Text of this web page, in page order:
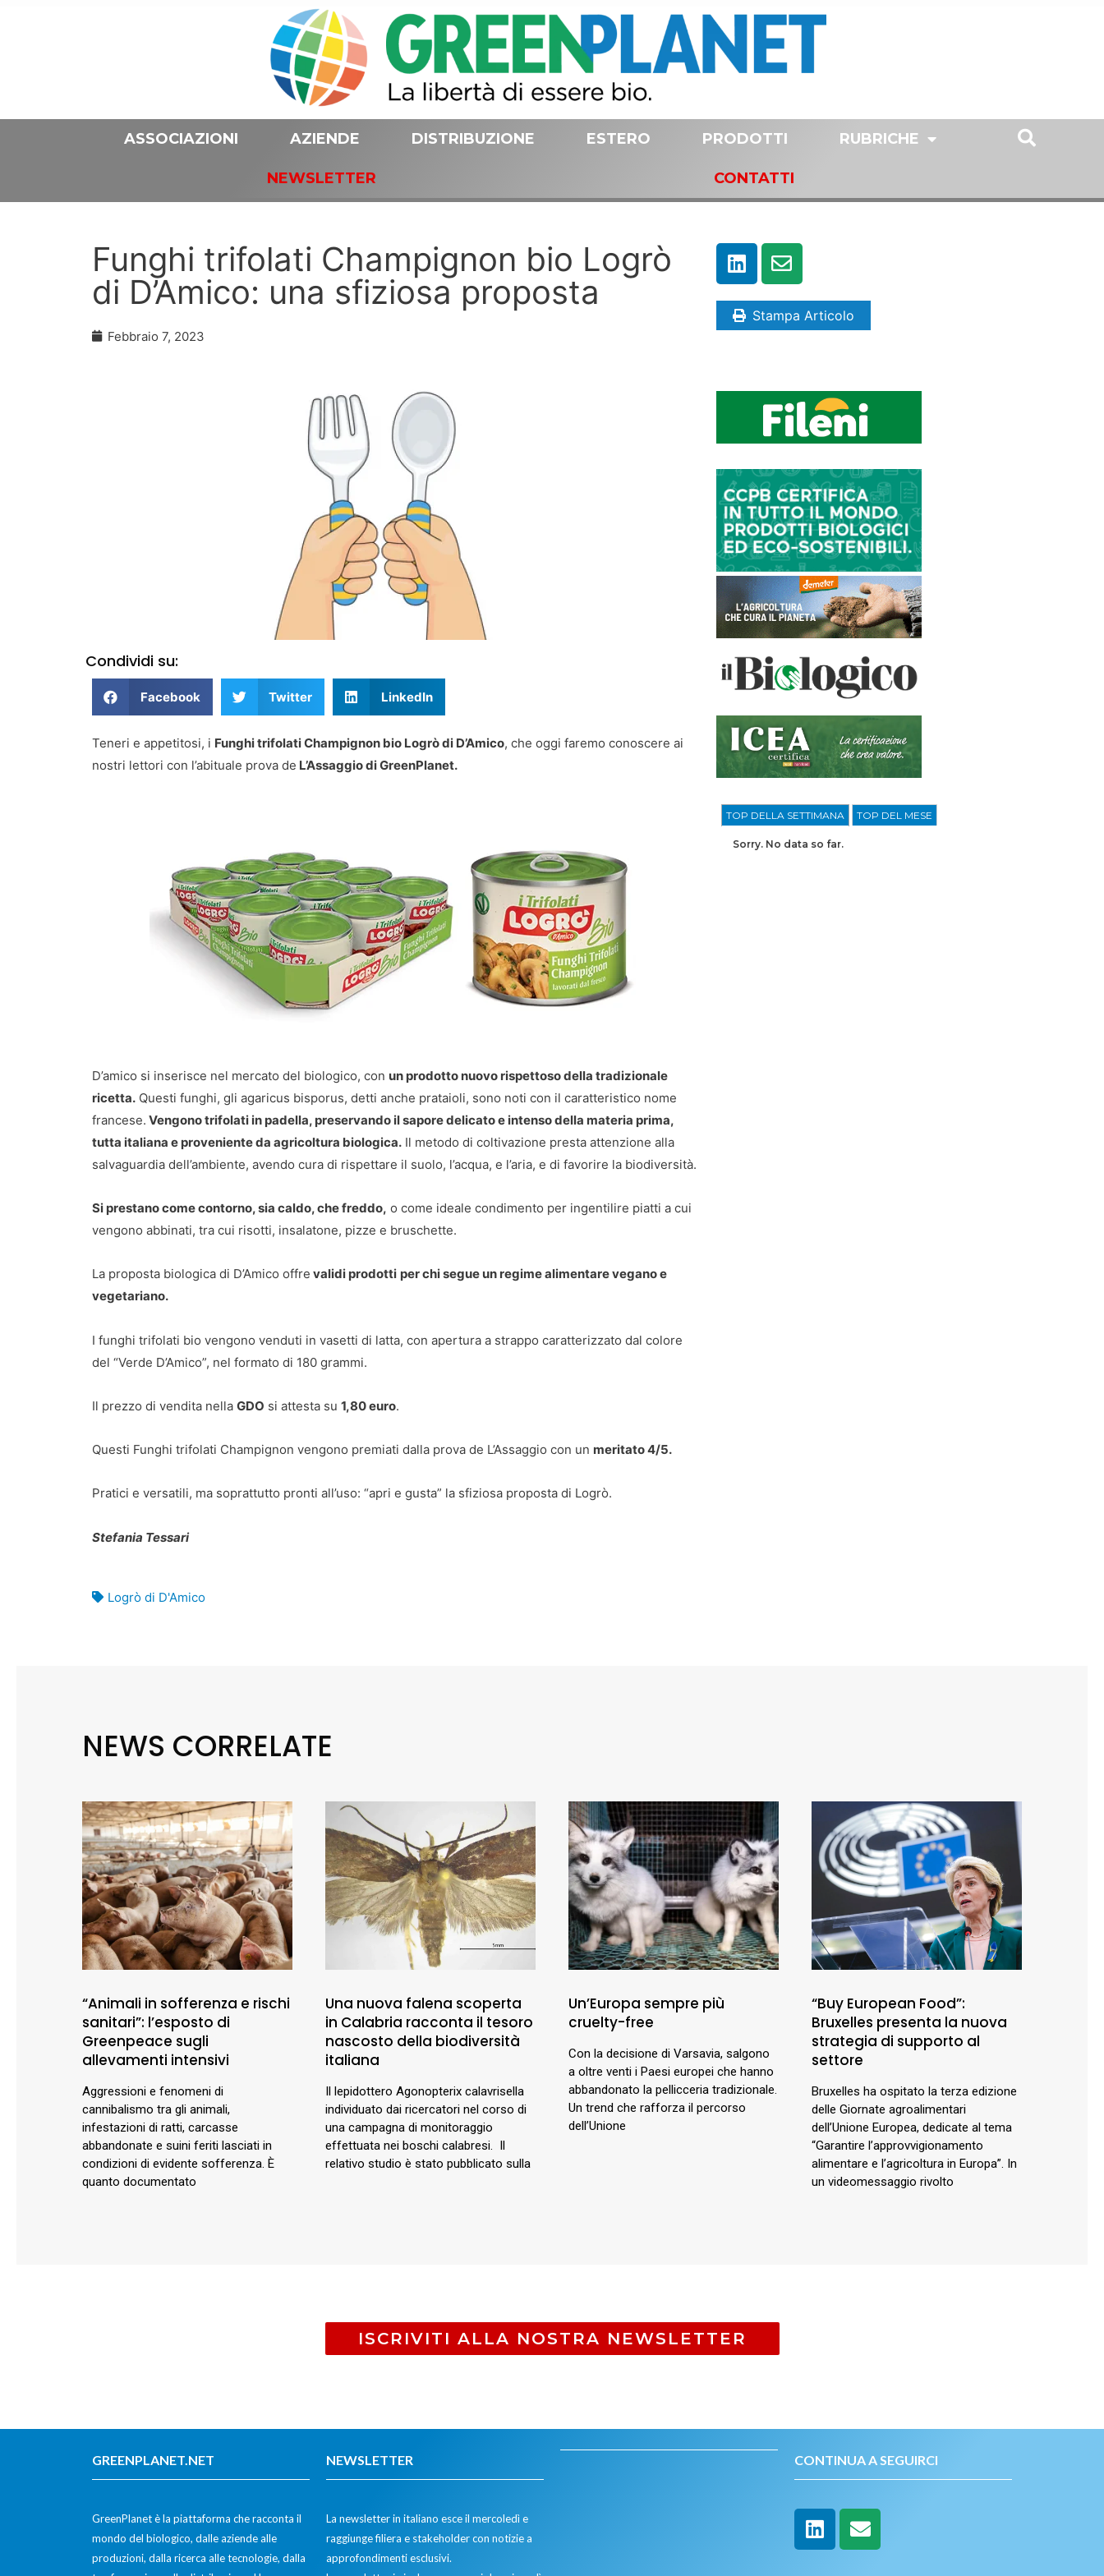
ASSOCIAZIONI AZIENDE DISTRIBUZIONE ESTERO PRODOTTI RUBRICHE
NEWSLETTER CONTATTI
Funghi trifolati Champignon bio Logrò
di D’Amico: una sfiziosa proposta
Febbraio 7, 2023
Condividi su:
Facebook Twitter LinkedIn
Teneri e appetitosi, i Funghi trifolati Champignon bio Logrò di D’Amico, che oggi faremo conoscere ai
nostri lettori con l’abituale prova de L’Assaggio di GreenPlanet.
D’amico si inserisce nel mercato del biologico, con un prodotto nuovo rispettoso della tradizionale
ricetta. Questi funghi, gli agaricus bisporus, detti anche prataioli, sono noti con il caratteristico nome
francese. Vengono trifolati in padella, preservando il sapore delicato e intenso della materia prima,
tutta italiana e proveniente da agricoltura biologica. Il metodo di coltivazione presta attenzione alla
salvaguardia dell’ambiente, avendo cura di rispettare il suolo, l’acqua, e l’aria, e di favorire la biodiversità.
Si prestano come contorno, sia caldo, che freddo, o come ideale condimento per ingentilire piatti a cui
vengono abbinati, tra cui risotti, insalatone, pizze e bruschette.
La proposta biologica di D’Amico offre validi prodotti per chi segue un regime alimentare vegano e
vegetariano.
I funghi trifolati bio vengono venduti in vasetti di latta, con apertura a strappo caratterizzato dal colore
del “Verde D’Amico”, nel formato di 180 grammi.
Il prezzo di vendita nella GDO si attesta su 1,80 euro.
Questi Funghi trifolati Champignon vengono premiati dalla prova de L’Assaggio con un meritato 4/5.
Pratici e versatili, ma soprattutto pronti all’uso: “apri e gusta” la sfiziosa proposta di Logrò.
Stefania Tessari
Logrò di D'Amico
Stampa Articolo
TOP DELLA SETTIMANA TOP DEL MESE
Sorry. No data so far.
NEWS CORRELATE
“Animali in sofferenza e rischi
sanitari”: l’esposto di
Greenpeace sugli
allevamenti intensivi
Aggressioni e fenomeni di
cannibalismo tra gli animali,
infestazioni di ratti, carcasse
abbandonate e suini feriti lasciati in
condizioni di evidente sofferenza. È
quanto documentato
Una nuova falena scoperta
in Calabria racconta il tesoro
nascosto della biodiversità
italiana
Il lepidottero Agonopterix calavrisella
individuato dai ricercatori nel corso di
una campagna di monitoraggio
effettuata nei boschi calabresi. Il
relativo studio è stato pubblicato sulla
Un’Europa sempre più
cruelty-free
Con la decisione di Varsavia, salgono
a oltre venti i Paesi europei che hanno
abbandonato la pellicceria tradizionale.
Un trend che rafforza il percorso
dell’Unione
“Buy European Food”:
Bruxelles presenta la nuova
strategia di supporto al
settore
Bruxelles ha ospitato la terza edizione
delle Giornate agroalimentari
dell’Unione Europea, dedicate al tema
“Garantire l’approvvigionamento
alimentare e l’agricoltura in Europa”. In
un videomessaggio rivolto
ISCRIVITI ALLA NOSTRA NEWSLETTER
GREENPLANET.NET
GreenPlanet è la piattaforma che racconta il
mondo del biologico, dalle aziende alle
produzioni, dalla ricerca alle tecnologie, dalla
NEWSLETTER
La newsletter in italiano esce il mercoledì e
raggiunge filiera e stakeholder con notizie a
approfondimenti esclusivi.
CONTINUA A SEGUIRCI